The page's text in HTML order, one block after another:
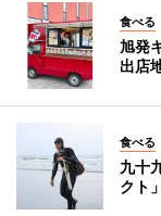
食べる
旭発
出店
食べる
九十
クト